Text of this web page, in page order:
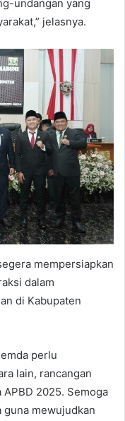
undangan yang
jelasnya.
mempersiapkan
dalam
di Kabupaten
perlu
lain, rancangan
APBD 2025. Semoga
mewujudkan